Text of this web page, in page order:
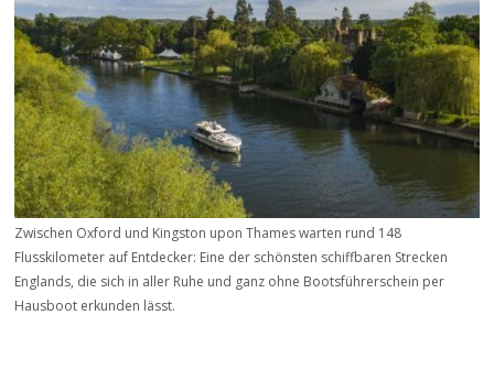
Zwischen Oxford und Kingston upon Thames warten rund 148
Flusskilometer auf Entdecker: Eine der schönsten schiffbaren Strecken
Englands, die sich in aller Ruhe und ganz ohne Bootsführerschein per
Hausboot erkunden lässt.